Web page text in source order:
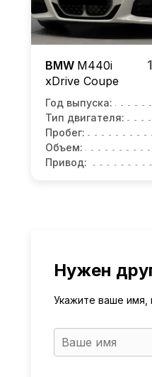
BMW M440i
xDrive Coupe
Год выпуска:
Тип двигателя:
Пробег:
Объем:
Привод:
Нужен
Укажите ваше